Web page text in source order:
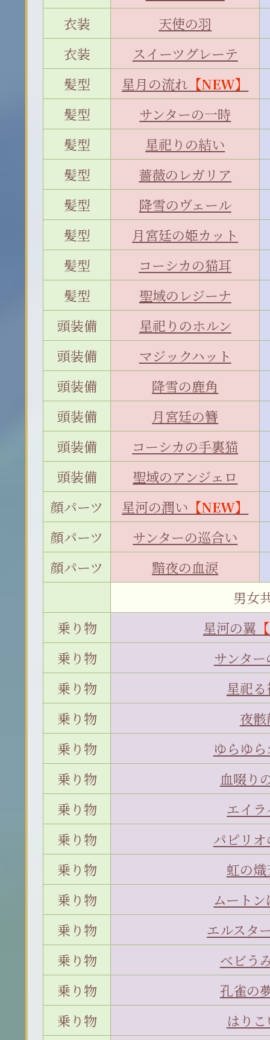
衣装
天使の羽
衣装
スイーツグレーテ
髪型
星月の流れ 【NEW】
髪型
サンターの一時
髪型
星祀りの結い
髪型
薔薇のレガリア
髪型
降雪のヴェール
髪型
月宮廷の姫カット
髪型
コーシカの猫耳
髪型
聖域のレジーナ
頭装備
星祀りのホルン
頭装備
マジックハット
頭装備
降雪の鹿角
頭装備
月宮廷の簪
頭装備
コーシカの手裏猫
頭装備
聖域のアンジェロ
顔パーツ
星河の潤い 【NEW】
顔パーツ
サンターの巡合い
顔パーツ
黯夜の血涙
男女
乗り物
星河の翼
乗り物
サンタ
乗り物
星祀
乗り物
夜骸
乗り物
ゆらゆ
乗り物
血啜り
乗り物
エイ
乗り物
パピリ
乗り物
虹の
乗り物
ムート
乗り物
エルスタ
乗り物
ベビう
乗り物
孔雀の
乗り物
はり